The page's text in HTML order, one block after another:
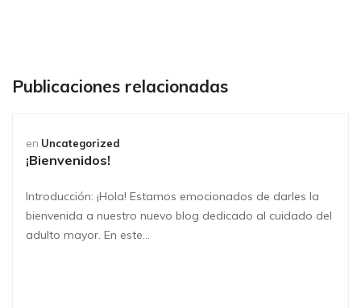
Publicaciones relacionadas
en Uncategorized
¡Bienvenidos!
Introducción: ¡Hola! Estamos emocionados de darles la
bienvenida a nuestro nuevo blog dedicado al cuidado del
adulto mayor. En este…